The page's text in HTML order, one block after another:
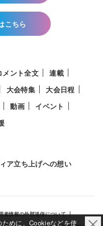
こちら
メント全文
連載
大会特集
大会日程
動画
イベント
ア立ち上げへの想い
者情報の外部送信について
めに、Cookieなどを使